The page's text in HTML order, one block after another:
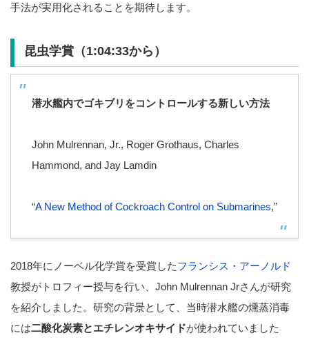
手法が実用化されることを期待します。
昆虫学賞（1:04:33から）
潜水艦内でゴキブリをコントロールする新しい方法
John Mulrennan, Jr., Roger Grothaus, Charles
Hammond, and Jay Lamdin
“A New Method of Cockroach Control on Submarines,”
2018年にノーベル化学賞を受賞したフランシス・アーノルド
教授がトロフィー授与を行い、John Mulrennan Jrさんが研究
を紹介しました。研究の背景として、当時潜水艦の燻蒸消毒
には二酸化炭素とエチレンオキサイドが使われていました